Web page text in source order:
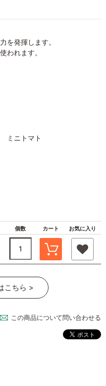
を発揮します。
われます。
ニトマト
個数 カート お気に入り
こちら >
この商品について問い合わせる